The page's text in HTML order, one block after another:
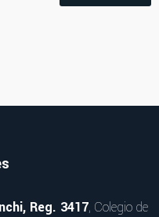
Reg. 3417, Colegio de